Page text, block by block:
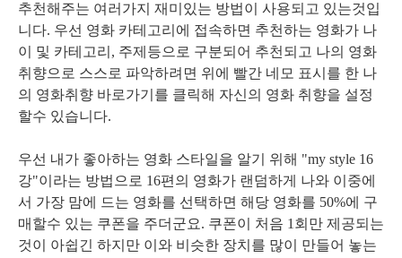
추천해주는 여러가지 재미있는 방법이 사용되고 있는것입
니다. 우선 영화 카테고리에 접속하면 추천하는 영화가 나
이 및 카테고리, 주제등으로 구분되어 추천되고 나의 영화
취향으로 스스로 파악하려면 위에 빨간 네모 표시를 한 나
의 영화취향 바로가기를 클릭해 자신의 영화 취향을 설정
할수 있습니다.
우선 내가 좋아하는 영화 스타일을 알기 위해 "my style 16
강"이라는 방법으로 16편의 영화가 랜덤하게 나와 이중에
서 가장 맘에 드는 영화를 선택하면 해당 영화를 50%에 구
매할수 있는 쿠폰을 주더군요. 쿠폰이 처음 1회만 제공되는
것이 아쉽긴 하지만 이와 비슷한 장치를 많이 만들어 놓는